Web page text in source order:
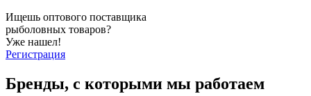
Ищешь оптового поставщика
рыболовных товаров?
Уже нашел!
Регистрация
Бренды, с которыми мы работаем